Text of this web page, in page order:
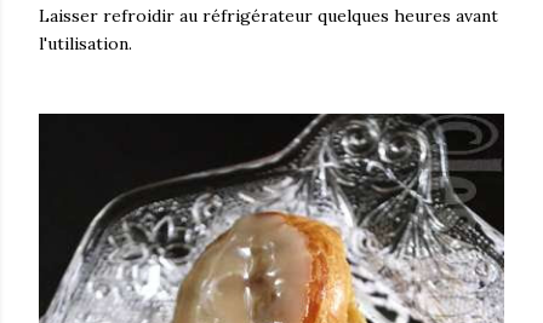
Laisser refroidir au réfrigérateur quelques heures avant
l'utilisation.